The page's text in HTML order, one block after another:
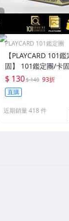
PLAYCARD 101鑑定團
【PLAYCARD 101
固】 101鑑定團/卡
一般卡夾 / 塑膠殼 尺
$ 130$ 140 93折
直購
近期銷量 418 件